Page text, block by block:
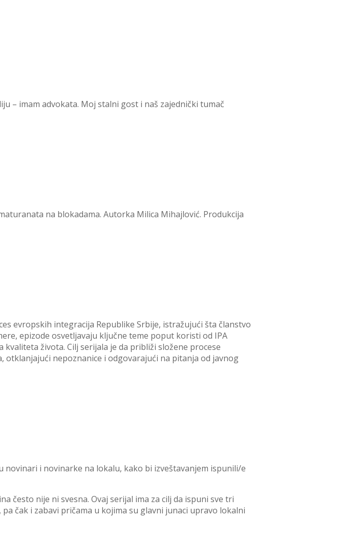
– imam advokata. Moj stalni gost i naš zajednički tumač
na blokadama. Autorka Milica Mihajlović. Produkcija
evropskih integracija Republike Srbije, istražujući šta članstvo
epizode osvetljavaju ključne teme poput koristi od IPA
života. Cilj serijala je da približi složene procese
nepoznanice i odgovarajući na pitanja od javnog
novinari i novinarke na lokalu, kako bi izveštavanjem ispunili/e
često nije ni svesna. Ovaj serijal ima za cilj da ispuni sve tri
čak i zabavi pričama u kojima su glavni junaci upravo lokalni